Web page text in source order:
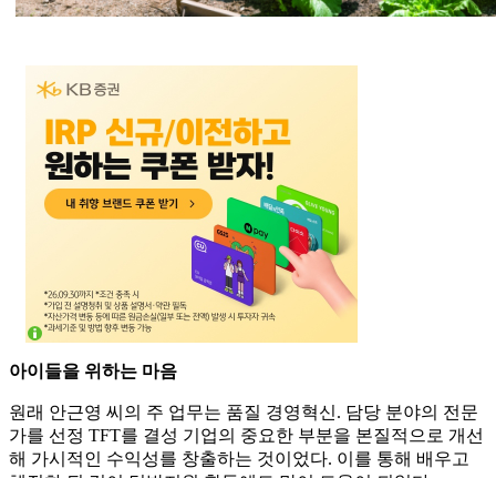
아이들을 위하는 마음
원래 안근영 씨의 주 업무는 품질 경영혁신. 담당 분야의 전문
가를 선정 TFT를 결성 기업의 중요한 부분을 본질적으로 개선
해 가시적인 수익성를 창출하는 것이었다. 이를 통해 배우고